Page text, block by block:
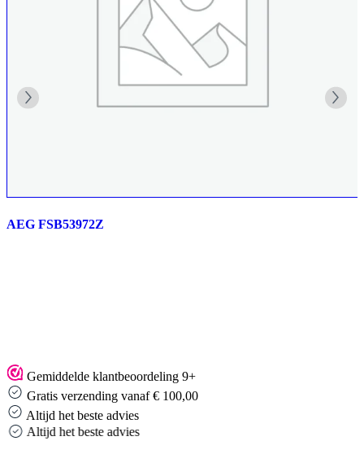
AEG FSB53972Z
Gemiddelde klantbeoordeling 9+
Gratis verzending vanaf € 100,00
Altijd het beste advies
Altijd het beste advies